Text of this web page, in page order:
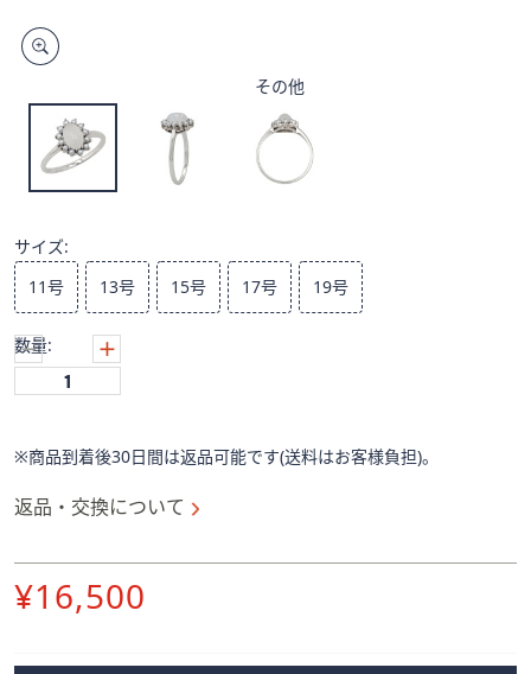
で
左
右
プ
し
て
覧
す。
その他
サイズ:
11号
13号 15号 17号 19号
数量:
※商品到着後30日間は返品可能です(送料はお客様負担)。
返品・交換について
削
¥16,500